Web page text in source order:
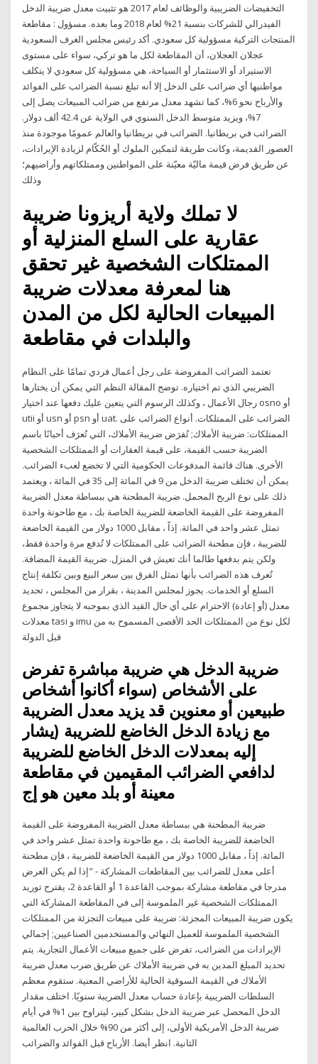
التخفيضات الضريبية والوظائف لعام 2017 هو تثبيت معدل ضريبة الدخل
الفيدرالي للشركات بنسبة 21% لعام 2018 وما بعده. مسؤول : مقاطعة
المنتجات التركية مسؤولية كل سعودي. أكد رئيس مجلس الغرف السعودية
عجلان العجلان، أن ‏المقاطعة لكل ما هو تركي، سواء على مستوى
الاستيراد أو الاستثمار أو السياحة، هي مسؤولية كل سعودي لا يتكلف
مواطنيها أي ضرائب على الدخل إلا أنه تبلغ نسبة الضرائب على الفوائد
والأرباح نحو 6%، كما تشهد معدل مرتفع من ضرائب المبيعات يصل إلى
7%، ويزيد متوسط الدخل السنوي في الولاية عن 42.4 ألف دولار.
الضرائب في بريطانيا. الضرائب في بريطانيا والعالم عمومًا موجودة منذ
العصور القديمة، وكانت طريقة لتمكين الملوك أو الحُكّام لزيادة الإيرادات،
عن طريق فرض قيمة ماليّة معيّنة على المواطنين وممتلكاتهم وأراضيهم؛
وذلك
لا تملك ولاية أريزونا ضريبة
عقارية على السلع المنزلية أو
الممتلكات الشخصية غير تحقق
هنا لمعرفة معدلات ضريبة
المبيعات الحالية لكل من المدن
تعتمد الضرائب المفروضة على رجل أعمال فردي تمامًا على النظام
الضريبي الذي تم اختياره. توضح المقالة النظم التي يمكن أن يختارها
رجال الأعمال ، وكذلك الرسوم التي يتعين عليك دفعها عند اختيار osno أو
utii أو usn أو psn أو uat. الضرائب على الممتلكات. أنواع الضرائب على
الممتلكات: ضريبة الأملاك; تُفرَض ضريبة الأملاك، التي تُعرَف أحيانًا باسم
الضريبة حسب القيمة، على قيمة العقارات أو الممتلكات الشخصية
الأخرى. هناك قائمة المدفوعات الحكومية التي لا تخضع لعبء الضرائب.
يمكن أن تختلف ضريبة الدخل من 9 في المائة إلى 35 في المائة ، ويعتمد
ذلك على نوع الربح المحمل. ضريبة المطحنة هي ببساطة معدل الضريبة
المفروضة على القيمة الخاضعة للضريبة الخاصة بك ، مع طاحونة واحدة
تمثل عشر واحد في المائة. إذاً ، مقابل 1000 دولار من القيمة الخاضعة
للضريبة ، فإن مطحنة الضرائب على الممتلكات لا تُدفع مرة واحدة فقط،
ولكن يتم بدفعها طالما أنك تعيش في المنزل. ضريبة القيمة المضافة.
تُعرف هذه الضرائب بأنها تمثل الفرق بين سعر البيع وبين تكلفة إنتاج
السلع أو الخدمات. يجوز لمجلس المدينة ، بقرار من المجلس ، تحديد
معدل (أو إعادة) الاحترام على أي حال القيد الذي بموجبه لا يتجاوز مجموع
معدلات tasi و imu لكل نوع من الممتلكات الحد الأقصى المسموح به من
قبل الدولة
ضريبة الدخل هي ضريبة مباشرة تفرض
على الأشخاص (سواء أكانوا أشخاص
طبيعين أو معنوين قد يزيد معدل الضريبة
مع زيادة الدخل الخاضع للضريبة (يشار
إليه بمعدلات الدخل الخاضع للضريبة
لدافعي الضرائب المقيمين في مقاطعة
معينة أو بلد معين هو إج
ضريبة المطحنة هي ببساطة معدل الضريبة المفروضة على القيمة
الخاضعة للضريبة الخاصة بك ، مع طاحونة واحدة تمثل عشر واحد في
المائة. إذاً ، مقابل 1000 دولار من القيمة الخاضعة للضريبة ، فإن مطحنة
أعلى معدل للضرائب بين المقاطعات المشاركة - "إذا لم يكن العرض
مدرجا في مقاطعة مشاركة بموجب القاعدة 1 أو القاعدة 2، يقترح توريد
الممتلكات الشخصية غير الملموسة إلى في المقاطعة المشاركة التي
يكون ضريبة المبيعات المجزئة: ضريبة على مبيعات التجزئة من الممتلكات
الشخصية الملموسة للعميل النهائي والمستخدمين الصناعيين; إجمالي
الإيرادات من الضرائب، تفرض على جميع مبيعات الأعمال التجارية. يتم
تحديد المبلغ المدين به في ضريبة الأملاك عن طريق ضرب معدل ضريبة
الأملاك في القيمة السوقية الحالية للأراضي المعنية. ستقوم معظم
السلطات الضريبية بإعادة حساب معدل الضريبة سنويًا. اختلف مقدار
الدخل المحصل عبر ضريبة الدخل بشكل كبير، ليتراوح بين 1% في أيام
ضريبة الدخل الأمريكية الأولى، إلى أكثر من 90% خلال الحرب العالمية
الثانية. انظر أيضا. الأرباح قبل الفوائد والضرائب